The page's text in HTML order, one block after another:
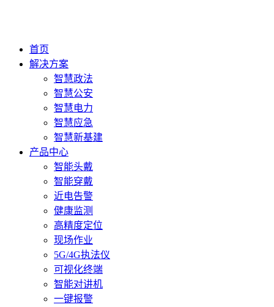
首页
解决方案
智慧政法
智慧公安
智慧电力
智慧应急
智慧新基建
产品中心
智能头戴
智能穿戴
近电告警
健康监测
高精度定位
现场作业
5G/4G执法仪
可视化终端
智能对讲机
一键报警